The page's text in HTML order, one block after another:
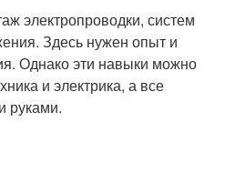
электропроводки, систем
Здесь нужен опыт и
Однако эти навыки можно
и электрика, а все
руками.